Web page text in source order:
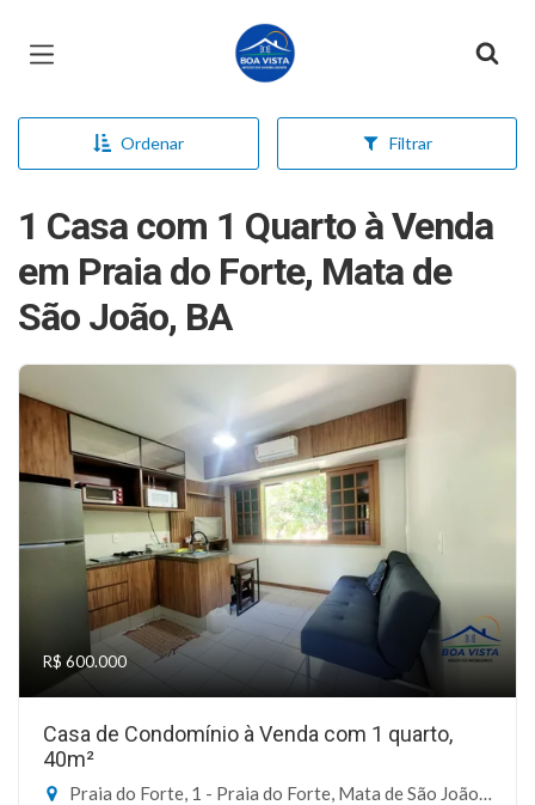
Página inicial
Ordenar Filtrar
1 Casa com 1 Quarto à Venda
em Praia do Forte, Mata de
São João, BA
R$ 600.000
Casa de Condomínio à Venda com 1 quarto,
40m²
Praia do Forte, 1 - Praia do Forte, Mata de São João-BA